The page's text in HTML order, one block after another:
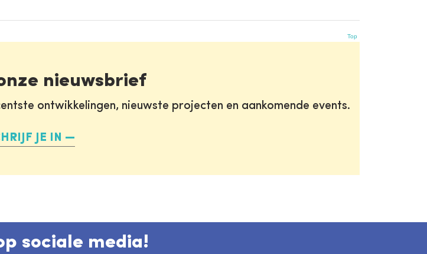
Top
nieuwsbrief
ontwikkelingen, nieuwste projecten en aankomende events.
JE IN
sociale media!